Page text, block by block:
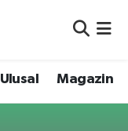
Ulusal Magazin